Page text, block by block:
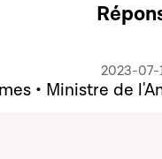
2023-07-
• Ministre de